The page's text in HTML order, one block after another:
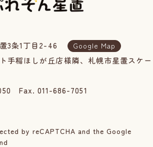
3条1丁目2-46
Google Map
手稲ほしが丘店様隣、札幌市星置スケー
Fax. 011-686-7051
by reCAPTCHA and the Google